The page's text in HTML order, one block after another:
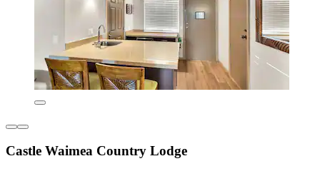
Castle Waimea Country Lodge